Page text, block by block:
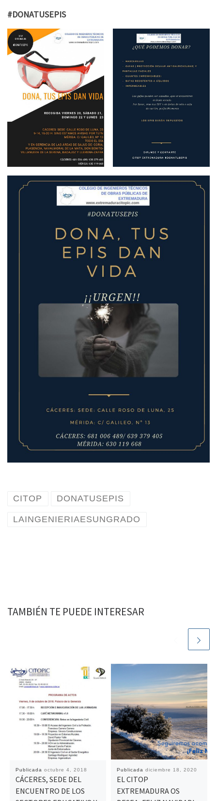
#DONATUSEPIS
CITOP DONATUSEPIS
LAINGENIERIAESUNGRADO
TAMBIÉN TE PUEDE INTERESAR
Publicada octubre 4, 2018
CÁCERES, SEDE DEL
ENCUENTRO DE LOS
Publicada diciembre 18, 2020
EL CITOP
EXTREMADURA OS